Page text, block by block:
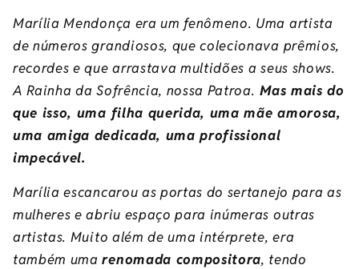
Marília Mendonça era um fenômeno. Uma artista
de números grandiosos, que colecionava prêmios,
recordes e que arrastava multidões a seus shows.
A Rainha da Sofrência, nossa Patroa. Mas mais do
que isso, uma filha querida, uma mãe amorosa,
uma amiga dedicada, uma profissional
impecável.
Marília escancarou as portas do sertanejo para as
mulheres e abriu espaço para inúmeras outras
artistas. Muito além de uma intérprete, era
também umarenomada compositora, tendo